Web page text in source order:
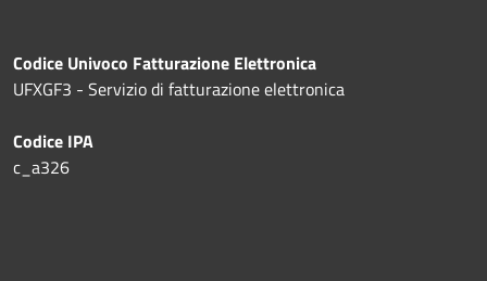
Codice Univoco Fatturazione Elettronica
UFXGF3 - Servizio di fatturazione elettronica
Codice IPA
c_a326